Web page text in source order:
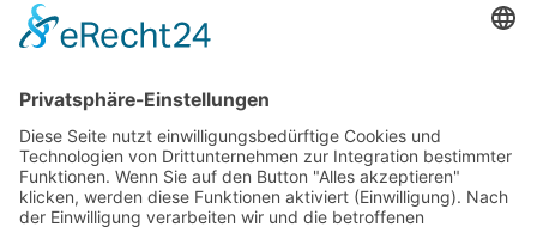
wird sich voraussichtlich verstärken. Die
Mediatorenausbildung und die Entwicklung
innovativer Mediationsformate werden
entscheidend für den weiteren Erfolg dieser
wichtigen Form der Konfliktlösung sein.